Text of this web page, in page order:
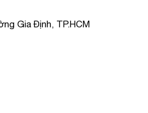
Gia Định, TP.HCM